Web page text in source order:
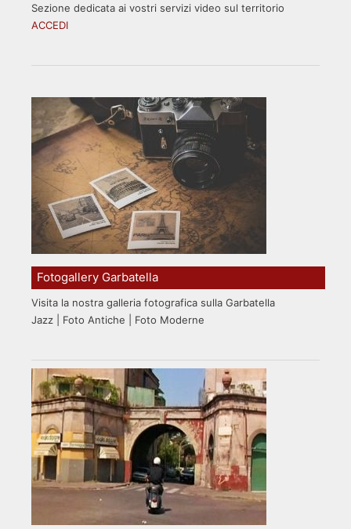
Sezione dedicata ai vostri servizi video sul territorio
ACCEDI
Fotogallery Garbatella
Visita la nostra galleria fotografica sulla Garbatella
Jazz | Foto Antiche | Foto Moderne